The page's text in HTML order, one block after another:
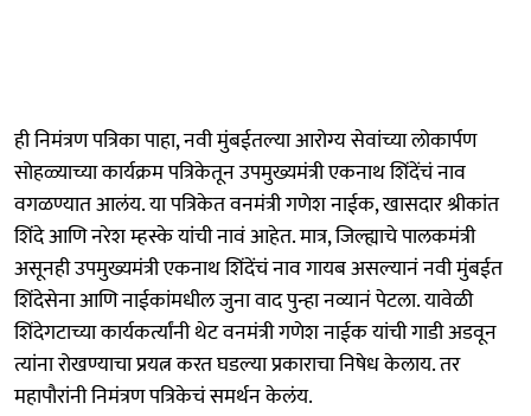
ही निमंत्रण पत्रिका पाहा, नवी मुंबईतल्या आरोग्य सेवांच्या लोकार्पण
सोहळ्याच्या कार्यक्रम पत्रिकेतून उपमुख्यमंत्री एकनाथ शिंदेंचं नाव
वगळण्यात आलंय. या पत्रिकेत वनमंत्री गणेश नाईक, खासदार श्रीकांत
शिंदे आणि नरेश म्हस्के यांची नावं आहेत. मात्र, जिल्ह्याचे पालकमंत्री
असूनही उपमुख्यमंत्री एकनाथ शिंदेंचं नाव गायब असल्यानं नवी मुंबईत
शिंदेसेना आणि नाईकांमधील जुना वाद पुन्हा नव्यानं पेटला. यावेळी
शिंदेगटाच्या कार्यकर्त्यांनी थेट वनमंत्री गणेश नाईक यांची गाडी अडवून
त्यांना रोखण्याचा प्रयत्न करत घडल्या प्रकाराचा निषेध केलाय. तर
महापौरांनी निमंत्रण पत्रिकेचं समर्थन केलंय.